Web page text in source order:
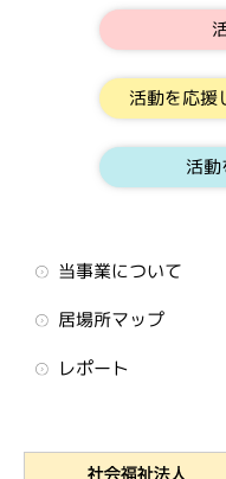
活動を応援
活
当事業について
居場所マップ
レポート